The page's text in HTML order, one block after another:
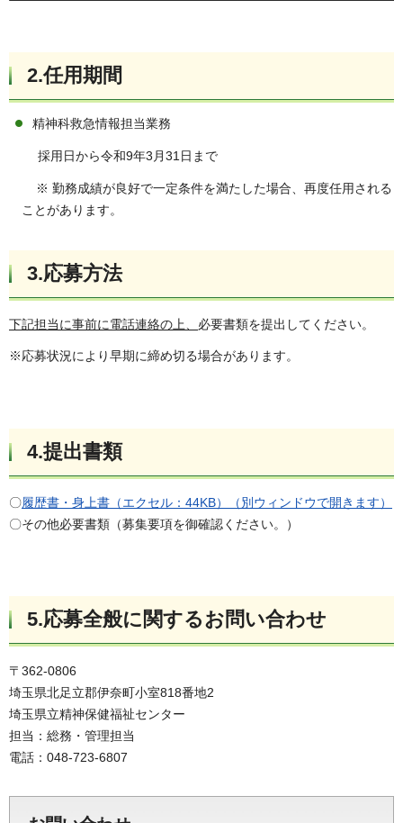
2.任用期間
精神科救急情報担当業務
採用日から令和9年3月31日まで
※ 勤務成績が良好で一定条件を満たした場合、再度任用される
ことがあります。
3.応募方法
下記担当に事前に電話連絡の上、 必要書類を提出してください。
※応募状況により早期に締め切る場合があります。
4.提出書類
〇履歴書・身上書（エクセル：44KB）（別ウィンドウで開きます）
〇その他必要書類（募集要項を御確認ください。）
5.応募全般に関するお問い合わせ
〒362-0806
埼玉県北足立郡伊奈町小室818番地2
埼玉県立精神保健福祉センター
担当：総務・管理担当
電話：048-723-6807